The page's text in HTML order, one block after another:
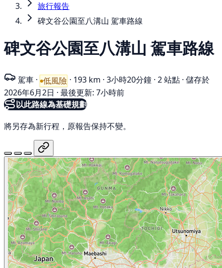
旅行報告
碑文谷公園至八溝山 駕車路線
碑文谷公園至八溝山 駕車路線
駕車 · 低風險 · 193 km · 3小時20分鐘 · 2 站點 · 儲存於
2026年6月2日 · 最後更新: 7小時前
以此路線為基礎規劃
將另存為新行程，原報告保持不變。